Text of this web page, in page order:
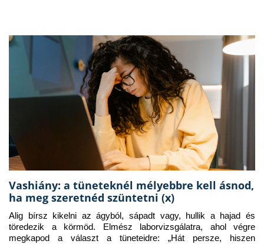
Vashiány: a tüneteknél mélyebbre kell ásnod,
ha meg szeretnéd szüntetni (x)
Alig bírsz kikelni az ágyból, sápadt vagy, hullik a hajad és
töredezik a körmöd. Elmész laborvizsgálatra, ahol végre
megkapod a választ a tüneteidre: „Hát persze, hiszen